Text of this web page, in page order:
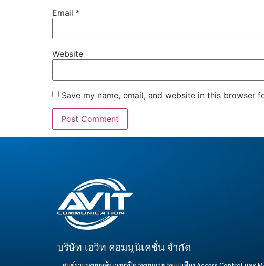
Email *
Website
Save my name, email, and website in this browser
บริษัท เอวิท คอมมูนิเคชั่น จำกัด